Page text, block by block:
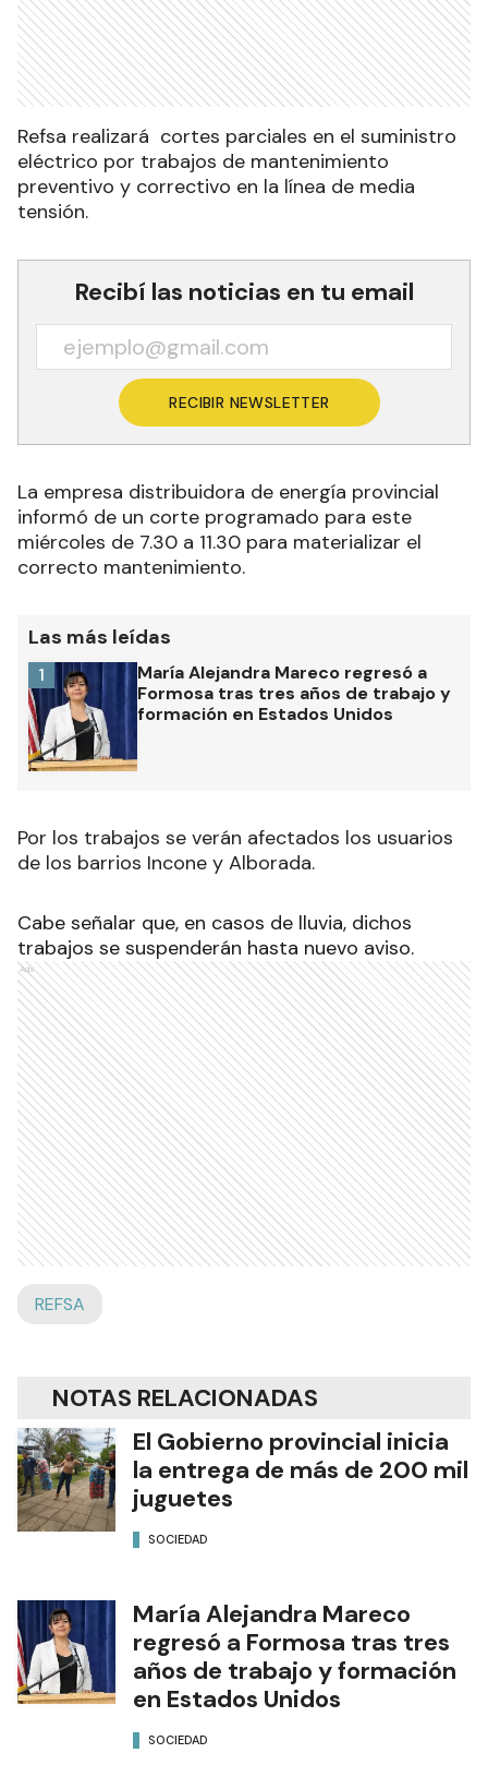
Refsa realizará cortes parciales en el suministro
eléctrico por trabajos de mantenimiento
preventivo y correctivo en la línea de media
tensión.
Recibí las noticias en tu email
RECIBIR NEWSLETTER
La empresa distribuidora de energía provincial
informó de un corte programado para este
miércoles de 7.30 a 11.30 para materializar el
correcto mantenimiento.
Las más leídas
María Alejandra Mareco regresó a
Formosa tras tres años de trabajo y
formación en Estados Unidos
1
Por los trabajos se verán afectados los usuarios
de los barrios Incone y Alborada.
Cabe señalar que, en casos de lluvia, dichos
trabajos se suspenderán hasta nuevo aviso.
Ads
REFSA
NOTAS RELACIONADAS
El Gobierno provincial inicia
la entrega de más de 200 mil
juguetes
SOCIEDAD
María Alejandra Mareco
regresó a Formosa tras tres
años de trabajo y formación
en Estados Unidos
SOCIEDAD